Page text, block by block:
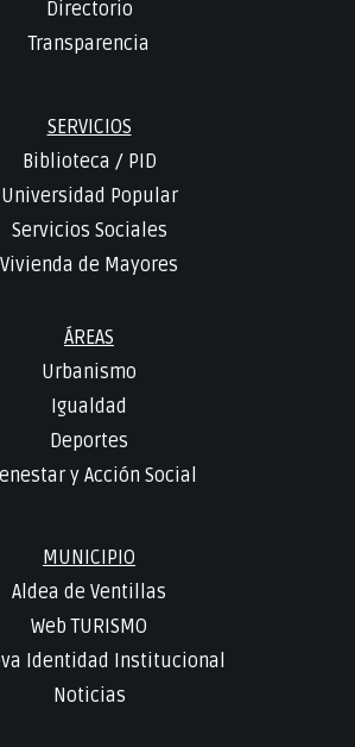
Directorio
Transparencia
SERVICIOS
Biblioteca / PID
Universidad Popular
Servicios Sociales
Vivienda de Mayores
ÁREAS
Urbanismo
Igualdad
Deportes
y Acción Social
MUNICIPIO
Aldea de Ventillas
Web TURISMO
Identidad Institucional
Noticias